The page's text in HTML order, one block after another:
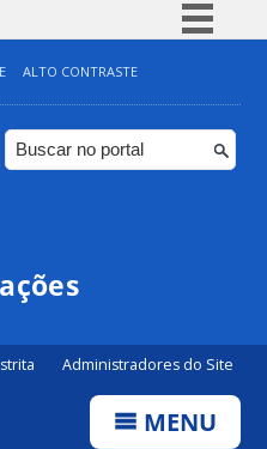
Simplifique!
Comunica BR
Participe
ALTO CONTRASTE
Administradores do Site
MENU